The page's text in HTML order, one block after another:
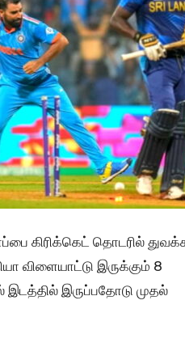
கிரிக்கெட் தொடரில்
விளையாட்டு இருக்கும் 8
இடத்தில் இருப்பதோடு முதல்